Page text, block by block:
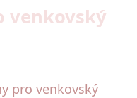
venkovský
pro venkovský